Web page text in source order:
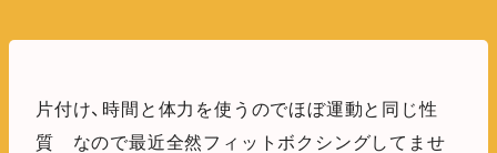
片付け、時間と体力を使うのでほぼ運動と同じ性
質 なので最近全然フィットボクシングしてませ